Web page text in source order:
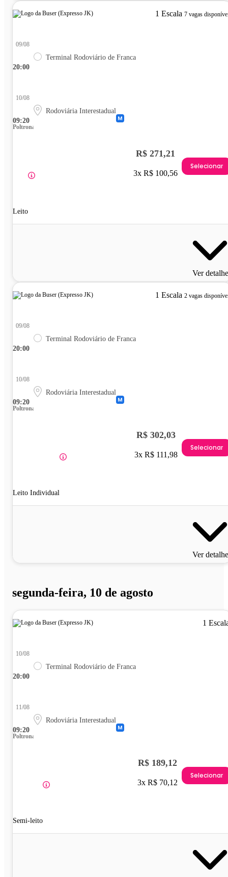
1 Escala 7 vagas
20:00
09/08
Terminal Rodoviário de Franca
09:20
10/08
Rodoviária Interestadual
Poltrona
Leito
R$ 271,21
3x R$ 100,56
Selecionar
Ver
1 Escala 2 vagas
20:00
09/08
Terminal Rodoviário de Franca
09:20
10/08
Rodoviária Interestadual
Poltrona
Leito Individual
R$ 302,03
3x R$ 111,98
Selecionar
Ver
segunda-feira, 10 de agosto
1
20:00
10/08
Terminal Rodoviário de Franca
09:20
11/08
Rodoviária Interestadual
Poltrona
Semi-leito
R$ 189,12
3x R$ 70,12
Selecionar